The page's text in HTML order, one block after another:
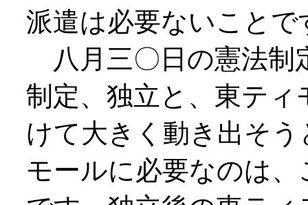
派遣は必要ないことで
八月三〇日の憲法制
制定、独立と、東テ
けて大きく動き出そ
モールに必要なのは